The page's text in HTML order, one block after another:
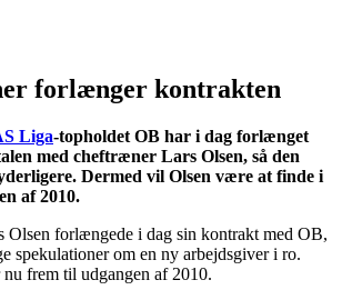
forlænger kontrakten
Liga-topholdet OB har i dag forlænget
med cheftræner Lars Olsen, så den
Dermed vil Olsen være at finde i
af 2010.
Olsen forlængede i dag sin kontrakt med OB,
spekulationer om en ny arbejdsgiver i ro.
nu frem til udgangen af 2010.